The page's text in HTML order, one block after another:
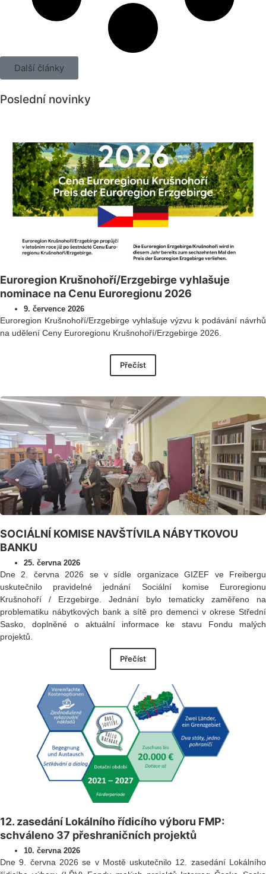
Další články
Poslední novinky
Euroregion Krušnohoří/Erzgebirge vyhlašuje
nominace na Cenu Euroregionu 2026
9. července 2026
Euroregion Krušnohoří/Erzgebirge vyhlašuje výzvu k podávání návrhů
na udělení Ceny Euroregionu Krušnohoří/Erzgebirge 2026.
Přečíst
SOCIÁLNÍ KOMISE NAVŠTÍVILA NÁBYTKOVOU
BANKU
25. června 2026
Dne 2. června 2026 se v sídle organizace GIZEF ve Freibergu
uskutečnilo pravidelné jednání Sociální komise Euroregionu
Krušnohoří / Erzgebirge. Jednání bylo tematicky zaměřeno na
problematiku nábytkových bank a sítě pro demenci v okrese Střední
Sasko, doplněné o aktuální informace ke stavu Fondu malých
projektů.
Přečíst
12. zasedání Lokálního řídicího výboru FMP:
schváleno 37 přeshraničních projektů
10. června 2026
Dne 9. června 2026 se v Mostě uskutečnilo 12. zasedání Lokálního